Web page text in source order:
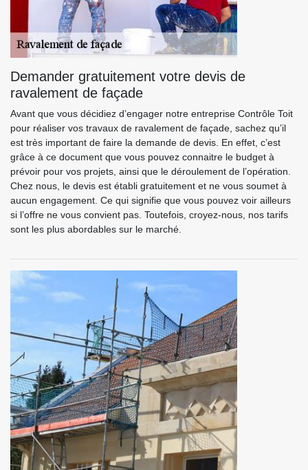
Demander gratuitement votre devis de
ravalement de façade
Avant que vous décidiez d’engager notre entreprise Contrôle Toit
pour réaliser vos travaux de ravalement de façade, sachez qu’il
est très important de faire la demande de devis. En effet, c’est
grâce à ce document que vous pouvez connaitre le budget à
prévoir pour vos projets, ainsi que le déroulement de l’opération.
Chez nous, le devis est établi gratuitement et ne vous soumet à
aucun engagement. Ce qui signifie que vous pouvez voir ailleurs
si l’offre ne vous convient pas. Toutefois, croyez-nous, nos tarifs
sont les plus abordables sur le marché.